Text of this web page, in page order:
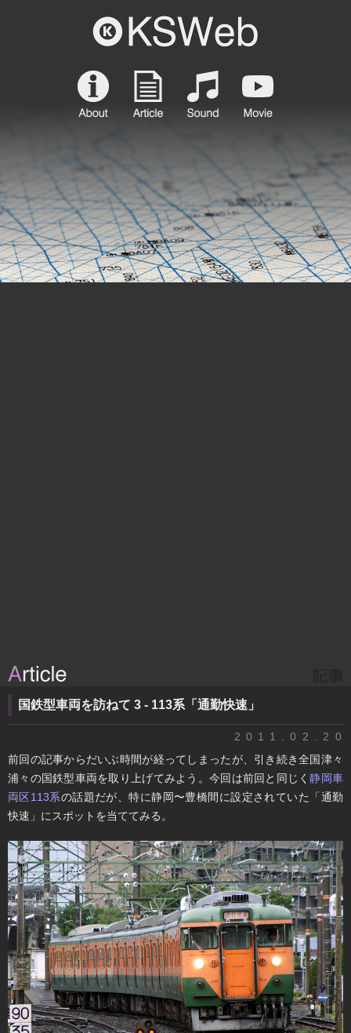
国鉄型車両を訪ねて 3 - 113系「通勤快速」
2011.02.20
前回の記事からだいぶ時間が経ってしまったが、引き続き全国津々
浦々の国鉄型車両を取り上げてみよう。今回は前回と同じく静岡車
両区113系の話題だが、特に静岡〜豊橋間に設定されていた「通勤
快速」にスポットを当ててみる。